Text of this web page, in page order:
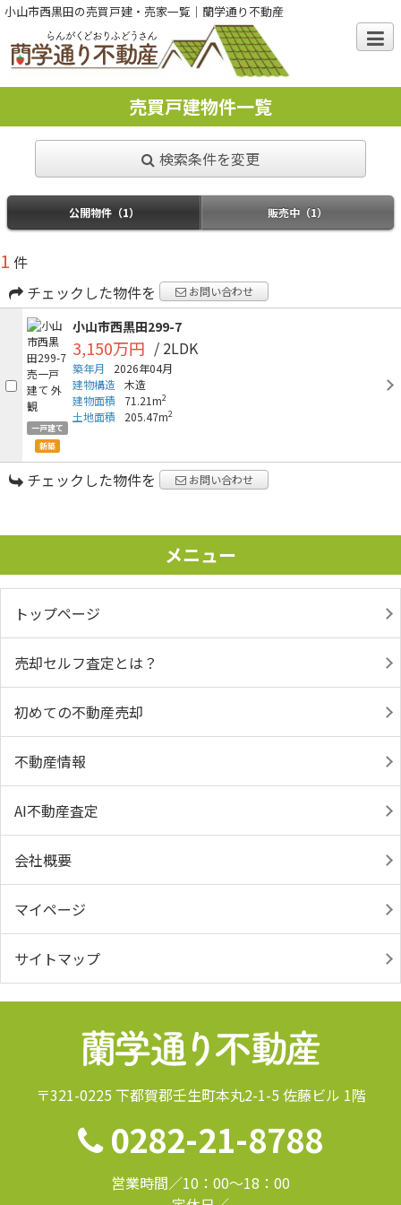
小山市西黒田の売買戸建・売家一覧｜蘭学通り不動産
売買戸建物件一覧
検索条件を変更
公開物件（1） 販売中（1）
1 件
チェックした物件を
お問い合わせ
一戸建て
新築
小山市西黒田299-7
3,150万円 / 2LDK
築年月
2026年04月
建物構造 木造
建物面積
71.21m2
土地面積 205.47m2
チェックした物件を お問い合わせ
メニュー
トップページ
売却セルフ査定とは？
初めての不動産売却
不動産情報
AI不動産査定
会社概要
マイページ
サイトマップ
〒321-0225 下都賀郡壬生町本丸2-1-5 佐藤ビル 1階
0282-21-8788
営業時間／10：00～18：00